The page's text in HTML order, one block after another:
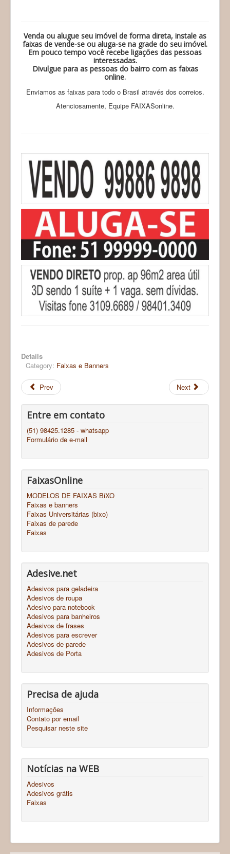
Venda ou alugue seu imóvel de forma direta, instale as
faixas de vende-se ou aluga-se na grade do seu imóvel.
Em pouco tempo você recebe ligações das pessoas
interessadas.
Divulgue para as pessoas do bairro com as faixas
online.
Enviamos as faixas para todo o Brasil através dos correios.
Atenciosamente, Equipe FAIXASonline.
Details
Category: Faixas e Banners
Prev Next
Entre em contato
(51) 98425.1285 - whatsapp
Formulário de e-mail
FaixasOnline
MODELOS DE FAIXAS BiXO
Faixas e banners
Faixas Universitárias (bixo)
Faixas de parede
Faixas
Adesive.net
Adesivos para geladeira
Adesivos de roupa
Adesivo para notebook
Adesivos para banheiros
Adesivos de frases
Adesivos para escrever
Adesivos de parede
Adesivos de Porta
Precisa de ajuda
Informações
Contato por email
Pesquisar neste site
Notícias na WEB
Adesivos
Adesivos grátis
Faixas